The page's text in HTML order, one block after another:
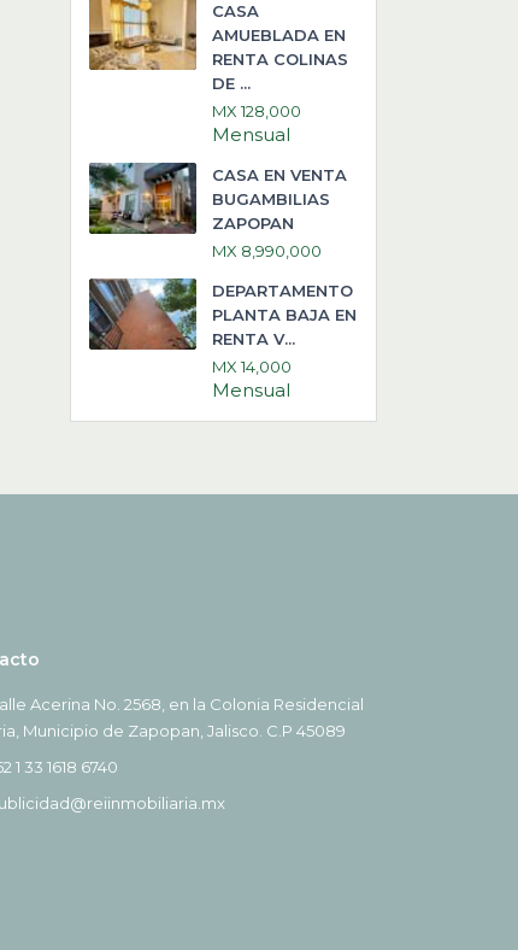
CASA
AMUEBLADA EN
RENTA COLINAS
DE ...
MX 128,000
Mensual
CASA EN VENTA
BUGAMBILIAS
ZAPOPAN
MX 8,990,000
DEPARTAMENTO
PLANTA BAJA EN
RENTA V...
MX 14,000
Mensual
Acerina No. 2568, en la Colonia Residencial
Municipio de Zapopan, Jalisco. C.P 45089
1 33 1618 6740